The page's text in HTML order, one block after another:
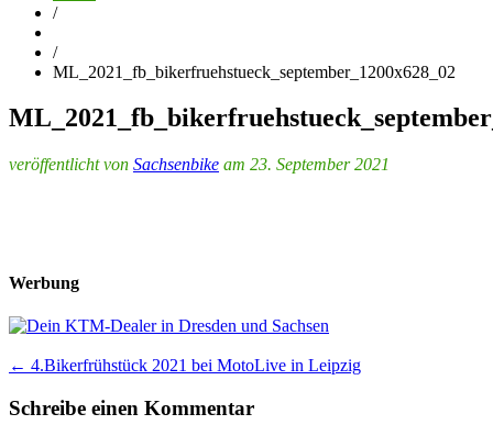
/
/
ML_2021_fb_bikerfruehstueck_september_1200x628_02
veröffentlicht von Sachsenbike am 23. September 2021
Werbung
Post
navigation
← 4.Bikerfrühstück 2021 bei MotoLive in Leipzig
Schreibe einen Kommentar